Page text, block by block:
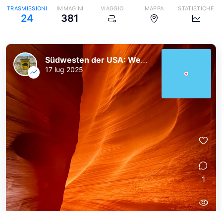
TRASMISSIONI
24
IMMAGINI
381
VIAGGIO MAPPA STATISTICHE
Südwesten der USA: Westküste und Nationalparks
17 lug 2025
1